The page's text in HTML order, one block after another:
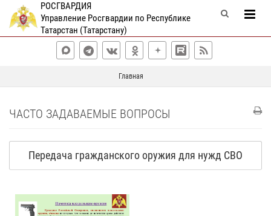
РОСГВАРДИЯ
Управление Росгвардии по Республике
Татарстан (Татарстану)
Главная
ЧАСТО ЗАДАВАЕМЫЕ ВОПРОСЫ
Передача гражданского оружия для нужд СВО